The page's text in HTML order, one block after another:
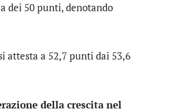
dei 50 punti, denotando
attesta a 52,7 punti dai 53,6
della crescita nel